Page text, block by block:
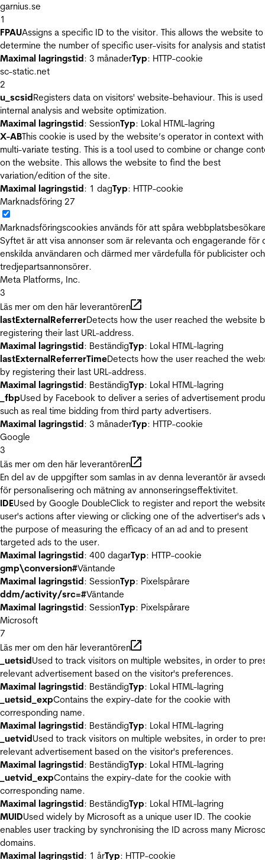
garnius.se
1
FPAUAssigns a specific ID to the visitor. This allows the website to
determine the number of specific user-visits for analysis and
Maximal lagringstid: 3 månaderTyp: HTTP-cookie
sc-static.net
2
u_scsidRegisters data on visitors' website-behaviour. This is
internal analysis and website optimization.
Maximal lagringstid: SessionTyp: Lokal HTML-lagring
X-ABThis cookie is used by the website’s operator in context with
multi-variate testing. This is a tool used to combine or change
on the website. This allows the website to find the best
variation/edition of the site.
Maximal lagringstid: 1 dagTyp: HTTP-cookie
Marknadsföring 27
Marknadsföringscookies används för att spåra
Syftet är att visa annonser som är relevanta och engagerande för
enskilda användaren och därmed mer värdefulla för publicister och
tredjepartsannonsörer.
Meta Platforms, Inc.
3
Läs mer om den här leverantören
lastExternalReferrerDetects how the user reached the website
registering their last URL-address.
Maximal lagringstid: BeständigTyp: Lokal HTML-lagring
lastExternalReferrerTimeDetects how the user reached the
by registering their last URL-address.
Maximal lagringstid: BeständigTyp: Lokal HTML-lagring
_fbpUsed by Facebook to deliver a series of advertisement
such as real time bidding from third party advertisers.
Maximal lagringstid: 3 månaderTyp: HTTP-cookie
Google
3
Läs mer om den här leverantören
En del av de uppgifter som samlas in av denna leverantör är
för personalisering och mätning av annonseringseffektivitet.
IDEUsed by Google DoubleClick to register and report the
user's actions after viewing or clicking one of the advertiser's ads
the purpose of measuring the efficacy of an ad and to present
targeted ads to the user.
Maximal lagringstid: 400 dagarTyp: HTTP-cookie
gmp\conversion#Väntande
Maximal lagringstid: SessionTyp: Pixelspårare
ddm/activity/src=#Väntande
Maximal lagringstid: SessionTyp: Pixelspårare
Microsoft
7
Läs mer om den här leverantören
_uetsidUsed to track visitors on multiple websites, in order to
relevant advertisement based on the visitor's preferences.
Maximal lagringstid: BeständigTyp: Lokal HTML-lagring
_uetsid_expContains the expiry-date for the cookie with
corresponding name.
Maximal lagringstid: BeständigTyp: Lokal HTML-lagring
_uetvidUsed to track visitors on multiple websites, in order to
relevant advertisement based on the visitor's preferences.
Maximal lagringstid: BeständigTyp: Lokal HTML-lagring
_uetvid_expContains the expiry-date for the cookie with
corresponding name.
Maximal lagringstid: BeständigTyp: Lokal HTML-lagring
MUIDUsed widely by Microsoft as a unique user ID. The cookie
enables user tracking by synchronising the ID across many
domains.
Maximal lagringstid: 1 årTyp: HTTP-cookie